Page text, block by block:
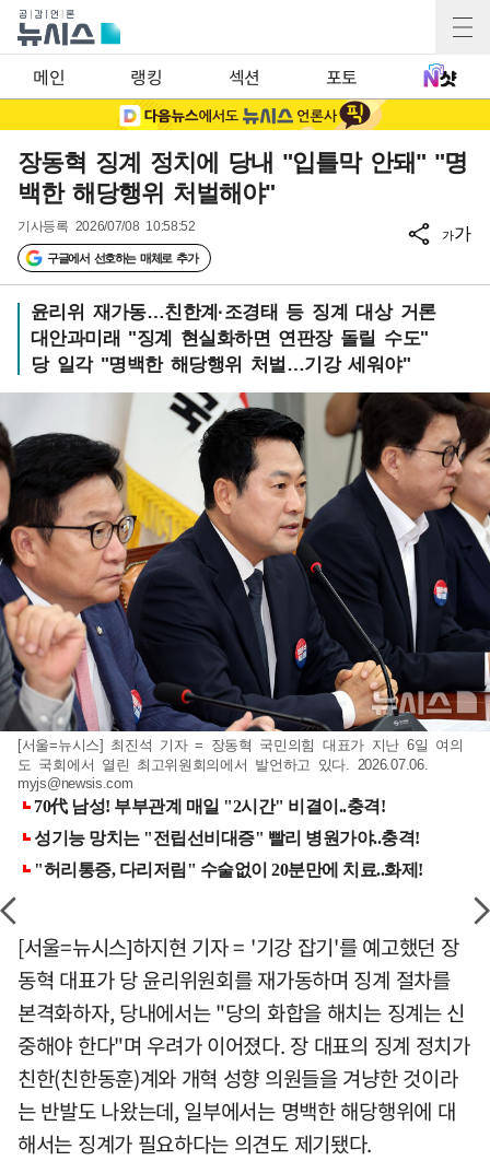
메인 랭킹 섹션 포토
장동혁 징계 정치에 당내 "입틀막 안돼" "명
백한 해당행위 처벌해야"
기사등록 2026/07/08 10:58:52
구글에서 선호하는 매체로 추가
가가
윤리위 재가동…친한계·조경태 등 징계 대상 거론
대안과미래 "징계 현실화하면 연판장 돌릴 수도"
당 일각 "명백한 해당행위 처벌…기강 세워야"
[서울=뉴시스] 최진석 기자 = 장동혁 국민의힘 대표가 지난 6일 여의
도 국회에서 열린 최고위원회의에서 발언하고 있다. 2026.07.06.
myjs@newsis.com
[서울=뉴시스]하지현 기자 = '기강 잡기'를 예고했던 장
동혁 대표가 당 윤리위원회를 재가동하며 징계 절차를
본격화하자, 당내에서는 "당의 화합을 해치는 징계는 신
중해야 한다"며 우려가 이어졌다. 장 대표의 징계 정치가
친한(친한동훈)계와 개혁 성향 의원들을 겨냥한 것이라
는 반발도 나왔는데, 일부에서는 명백한 해당행위에 대
해서는 징계가 필요하다는 의견도 제기됐다.